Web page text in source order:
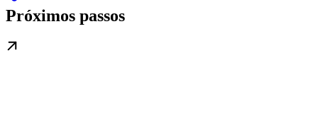
Próximos passos